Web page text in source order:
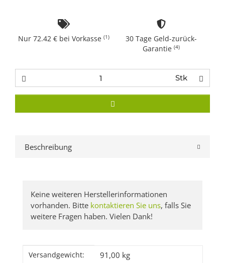
Nur 72.42 € bei Vorkasse (1)
30 Tage Geld-zurück-
Garantie (4)
Stk
Beschreibung
Keine weiteren Herstellerinformationen
vorhanden. Bitte kontaktieren Sie uns, falls Sie
weitere Fragen haben. Vielen Dank!
Produkteigenschaft
Wert
Versandgewicht: 91,00 kg